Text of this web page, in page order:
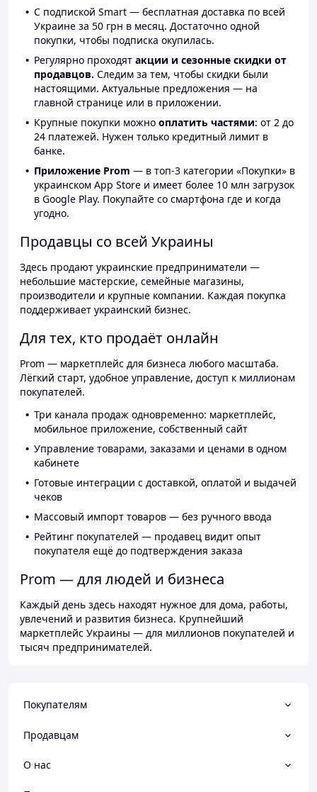
С подпиской Smart — бесплатная доставка по всей
Украине за 50 грн в месяц. Достаточно одной
покупки, чтобы подписка окупилась.
Регулярно проходят акции и сезонные скидки от
продавцов. Следим за тем, чтобы скидки были
настоящими. Актуальные предложения — на
главной странице или в приложении.
Крупные покупки можно оплатить частями: от 2 до
24 платежей. Нужен только кредитный лимит в
банке.
Приложение Prom — в топ-3 категории «Покупки» в
украинском App Store и имеет более 10 млн загрузок
в Google Play. Покупайте со смартфона где и когда
угодно.
Продавцы со всей Украины
Здесь продают украинские предприниматели —
небольшие мастерские, семейные магазины,
производители и крупные компании. Каждая покупка
поддерживает украинский бизнес.
Для тех, кто продаёт онлайн
Prom — маркетплейс для бизнеса любого масштаба.
Лёгкий старт, удобное управление, доступ к миллионам
покупателей.
Три канала продаж одновременно: маркетплейс,
мобильное приложение, собственный сайт
Управление товарами, заказами и ценами в одном
кабинете
Готовые интеграции с доставкой, оплатой и выдачей
чеков
Массовый импорт товаров — без ручного ввода
Рейтинг покупателей — продавец видит опыт
покупателя ещё до подтверждения заказа
Prom — для людей и бизнеса
Каждый день здесь находят нужное для дома, работы,
увлечений и развития бизнеса. Крупнейший
маркетплейс Украины — для миллионов покупателей и
тысяч предпринимателей.
Покупателям
Продавцам
О нас